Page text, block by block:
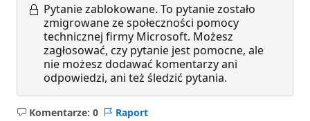
Pytanie zablokowane. To pytanie zostało
zmigrowane ze społeczności pomocy
technicznej firmy Microsoft. Możesz
zagłosować, czy pytanie jest pomocne, ale
nie możesz dodawać komentarzy ani
odpowiedzi, ani też śledzić pytania.
Komentarze: 0
Raport